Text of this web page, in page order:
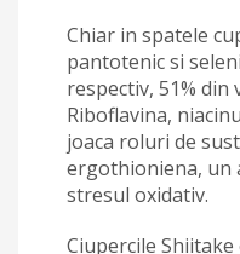
Chiar in spatele
pantotenic si
respectiv, 51% din
Riboflavina,
joaca roluri de
ergothioniena, un
stresul oxidativ.
Ciupercile